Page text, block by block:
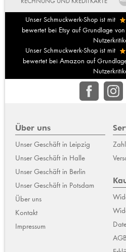
Unser Schmuckwerk-Shop ist mit
bewertet bei Etsyauf Grundlage von
Unser Schmuckwerk-Shop ist mit
bewertet bei Amazon auf
Über uns
Unser Geschäft in Leipzig
Unser Geschäft in Halle
Unser Geschäft in Berlin
Unser Geschäft in Potsdam
Über uns
Kontakt
Impressum
AGB